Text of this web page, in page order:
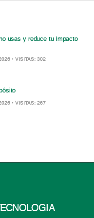
usas y reduce tu impacto
• VISITAS: 302
• VISITAS: 267